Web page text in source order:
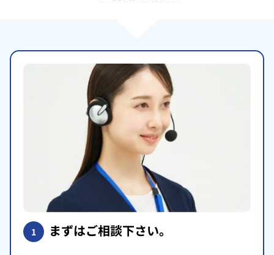
1 まずはご相談下さい。